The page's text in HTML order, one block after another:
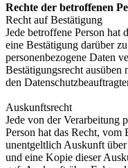
Rechte der betroffenen
Recht auf Bestätigung
Jede betroffene Person hat
eine Bestätigung darüber
personenbezogene Daten
Bestätigungsrecht ausüben
den
Auskunftsrecht
Jede von der Verarbeitung
Person hat das Recht, vom
unentgeltlich Auskunft
und eine Kopie dieser